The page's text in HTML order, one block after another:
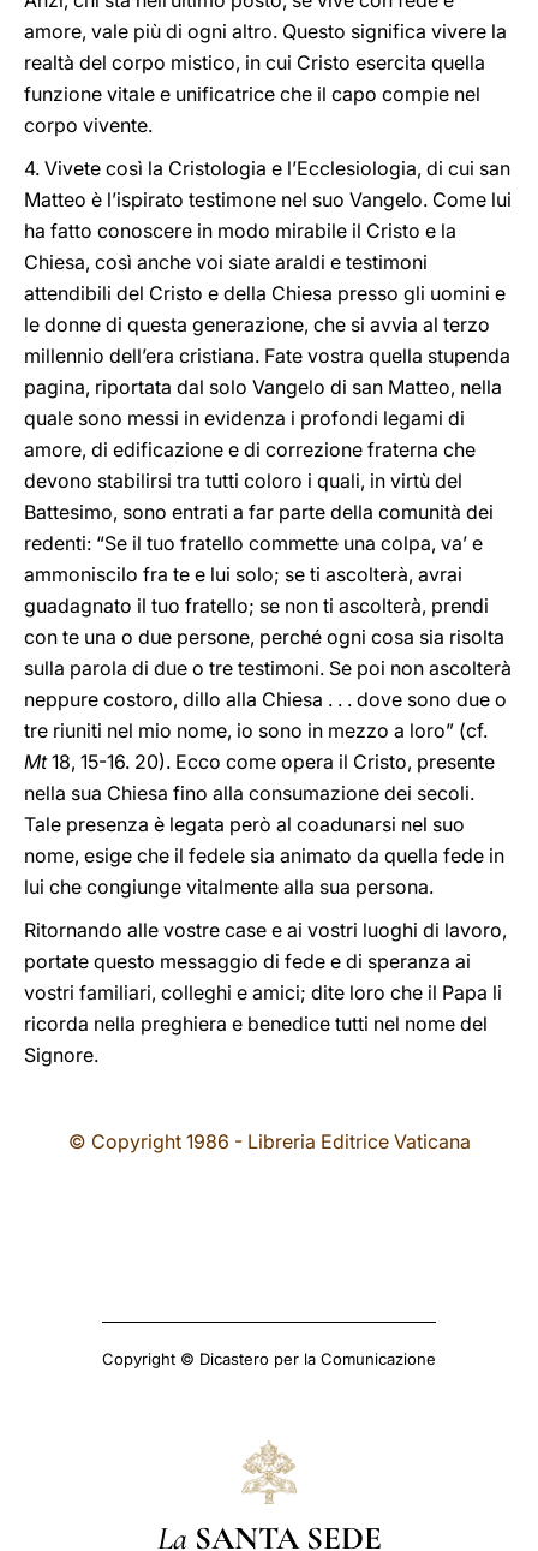
amore, vale più di ogni altro. Questo significa vivere la
realtà del corpo mistico, in cui Cristo esercita quella
funzione vitale e unificatrice che il capo compie nel
corpo vivente.
4. Vivete così la Cristologia e l’Ecclesiologia, di cui san
Matteo è l’ispirato testimone nel suo Vangelo. Come lui
ha fatto conoscere in modo mirabile il Cristo e la
Chiesa, così anche voi siate araldi e testimoni
attendibili del Cristo e della Chiesa presso gli uomini e
le donne di questa generazione, che si avvia al terzo
millennio dell’era cristiana. Fate vostra quella stupenda
pagina, riportata dal solo Vangelo di san Matteo, nella
quale sono messi in evidenza i profondi legami di
amore, di edificazione e di correzione fraterna che
devono stabilirsi tra tutti coloro i quali, in virtù del
Battesimo, sono entrati a far parte della comunità dei
redenti: “Se il tuo fratello commette una colpa, va’ e
ammoniscilo fra te e lui solo; se ti ascolterà, avrai
guadagnato il tuo fratello; se non ti ascolterà, prendi
con te una o due persone, perché ogni cosa sia risolta
sulla parola di due o tre testimoni. Se poi non ascolterà
neppure costoro, dillo alla Chiesa . . . dove sono due o
tre riuniti nel mio nome, io sono in mezzo a loro” (cf.
Mt18, 15-16. 20). Ecco come opera il Cristo, presente
nella sua Chiesa fino alla consumazione dei secoli.
Tale presenza è legata però al coadunarsi nel suo
nome, esige che il fedele sia animato da quella fede in
lui che congiunge vitalmente alla sua persona.
Ritornando alle vostre case e ai vostri luoghi di lavoro,
portate questo messaggio di fede e di speranza ai
vostri familiari, colleghi e amici; dite loro che il Papa li
ricorda nella preghiera e benedice tutti nel nome del
Signore.
© Copyright 1986 - Libreria Editrice Vaticana
Copyright © Dicastero per la Comunicazione
La SANTA SEDE